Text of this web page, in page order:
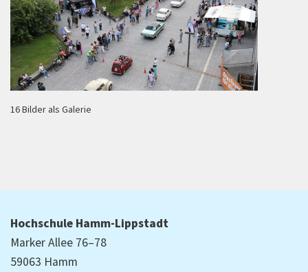
16 Bilder als Galerie
Hochschule Hamm-Lippstadt
Marker Allee 76–78
59063 Hamm